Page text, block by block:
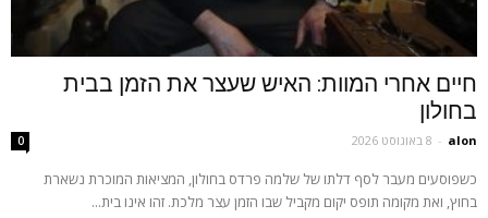
חיים אחרי המוות: האיש שעצר את הזמן בבית
בחולון
alon
- 8 באוגוסט 2026 0
כשפוסעים מעבר לסף דלתו של שלמה פרדס בחולון, המציאות המוכרת נשארת
בחוץ, ואת מקומה תופס יקום מקביל שבו הזמן עצר מלכת. זהו אינו בית...